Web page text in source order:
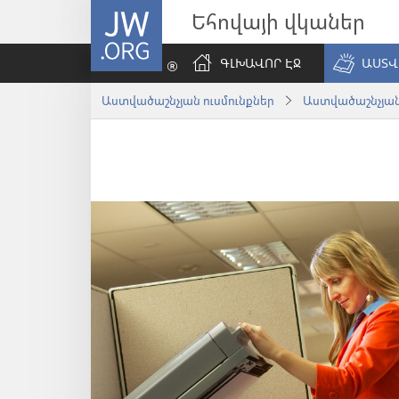
JW.ORG Եհովայի վկաներ
ԳԼԽԱՎՈՐ ԷՋ
Աստվածաշնչյան ուսմունքներ